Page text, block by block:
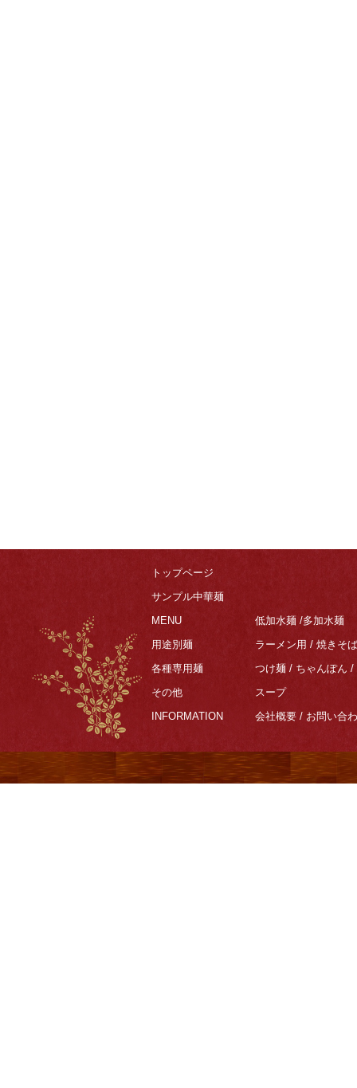
トップページ
サンプル中華麺
MENU
低加水麺 /多加水麺
用途別麺
ラーメン用 / 焼きそ
各種専用麺
つけ麺 / ちゃんぽん /
その他
スープ
INFORMATION
会社概要 / お問い合